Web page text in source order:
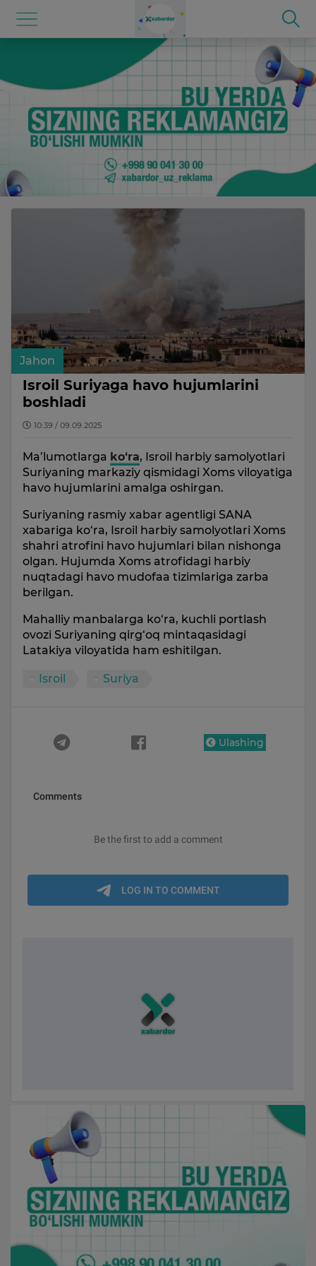
Jahon
Isroil Suriyaga havo hujumlarini
boshladi
10:39 / 09.09.2025
Ma’lumotlarga ko‘ra, Isroil harbiy samolyotlari
Suriyaning markaziy qismidagi Xoms viloyatiga
havo hujumlarini amalga oshirgan.
Suriyaning rasmiy xabar agentligi SANA
xabariga ko‘ra, Isroil harbiy samolyotlari Xoms
shahri atrofini havo hujumlari bilan nishonga
olgan. Hujumda Xoms atrofidagi harbiy
nuqtadagi havo mudofaa tizimlariga zarba
berilgan.
Mahalliy manbalarga ko‘ra, kuchli portlash
ovozi Suriyaning qirg‘oq mintaqasidagi
Latakiya viloyatida ham eshitilgan.
Isroil Suriya
Ulashing